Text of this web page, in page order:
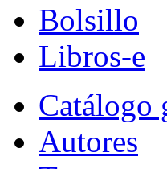
Bolsillo
Libros-e
Catálogo
Autores